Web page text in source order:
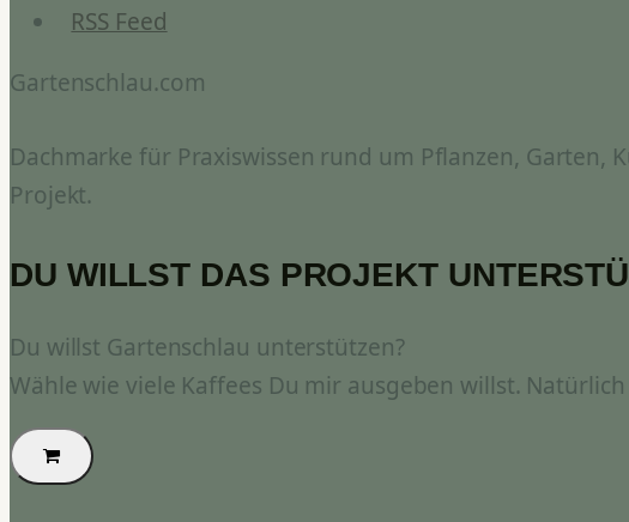
RSS Feed
Gartenschlau.com
Dachmarke für Praxiswissen rund um Pflanzen, Garten,
Projekt.
DU WILLST DAS PROJEKT
Du willst Gartenschlau unterstützen?
Wähle wie viele Kaffees Du mir ausgeben willst.